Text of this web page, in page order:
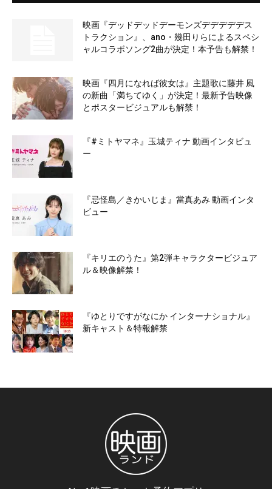
映画『デッドデッドデーモンズデデデデデス
トラクション』、ano・幾田りらによるスペシ
ャルコラボソング2曲が決定！本予告も解禁！
映画『四月になれば彼女は』主題歌に藤井 風
の新曲「満ちてゆく」が決定！最新予告映像
とポスタービジュアルも解禁！
『#ミトヤマネ』玉城ティナ 動画インタビュ
ー
『忌怪島／きかいじま』當真あみ 動画インタ
ビュー
『キリエのうた』第2弾キャラクタービジュア
ル＆映像解禁！
『ゆとりですがなにか インターナショナル』
新キャスト＆特報解禁